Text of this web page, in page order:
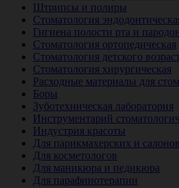
Штрипсы и полиры
Стоматология
Гигиена полости рта и
Стоматология ортопедическая
Стоматология детского
Стоматология хирургическая
Расходные материалы для
Боры
Зуботехническая лаборатория
Инструментарий
Индустрия красоты
Для парикмахерских и
Для косметологов
Для маникюра и педикюра
Для парафинотерапии